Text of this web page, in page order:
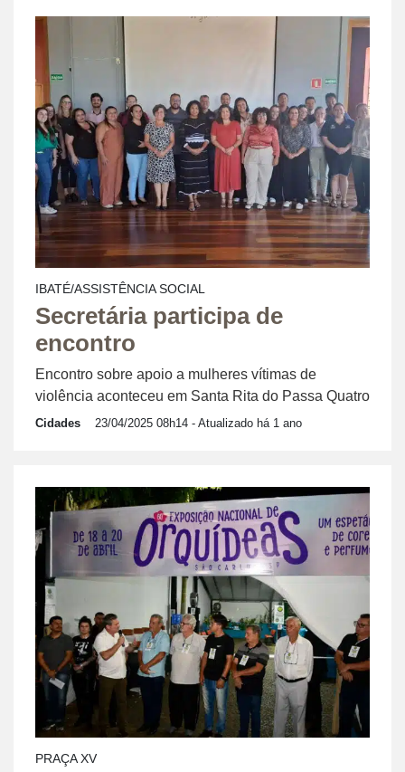
IBATÉ/ASSISTÊNCIA SOCIAL
Secretária participa de
encontro
Encontro sobre apoio a mulheres vítimas de
violência aconteceu em Santa Rita do Passa Quatro
Cidades 23/04/2025 08h14 - Atualizado há 1 ano
PRAÇA XV